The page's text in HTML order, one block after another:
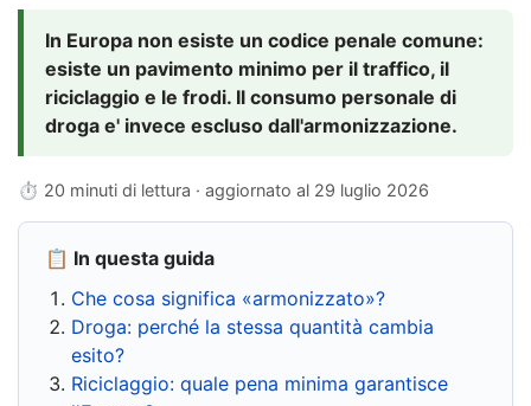
In Europa non esiste un codice penale comune:
esiste un pavimento minimo per il traffico, il
riciclaggio e le frodi. Il consumo personale di
droga e' invece escluso dall'armonizzazione.
⏱ 20 minuti di lettura · aggiornato al 29 luglio 2026
📋 In questa guida
Che cosa significa «armonizzato»?
Droga: perché la stessa quantità cambia
esito?
Riciclaggio: quale pena minima garantisce